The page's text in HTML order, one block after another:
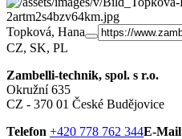
Topková, Hana
CZ, SK, PL
Zambelli-technik, spol. s r.o.
Okružní 635
CZ - 370 01 České Budějovice
Telefon +420 778 762 344E-Mail